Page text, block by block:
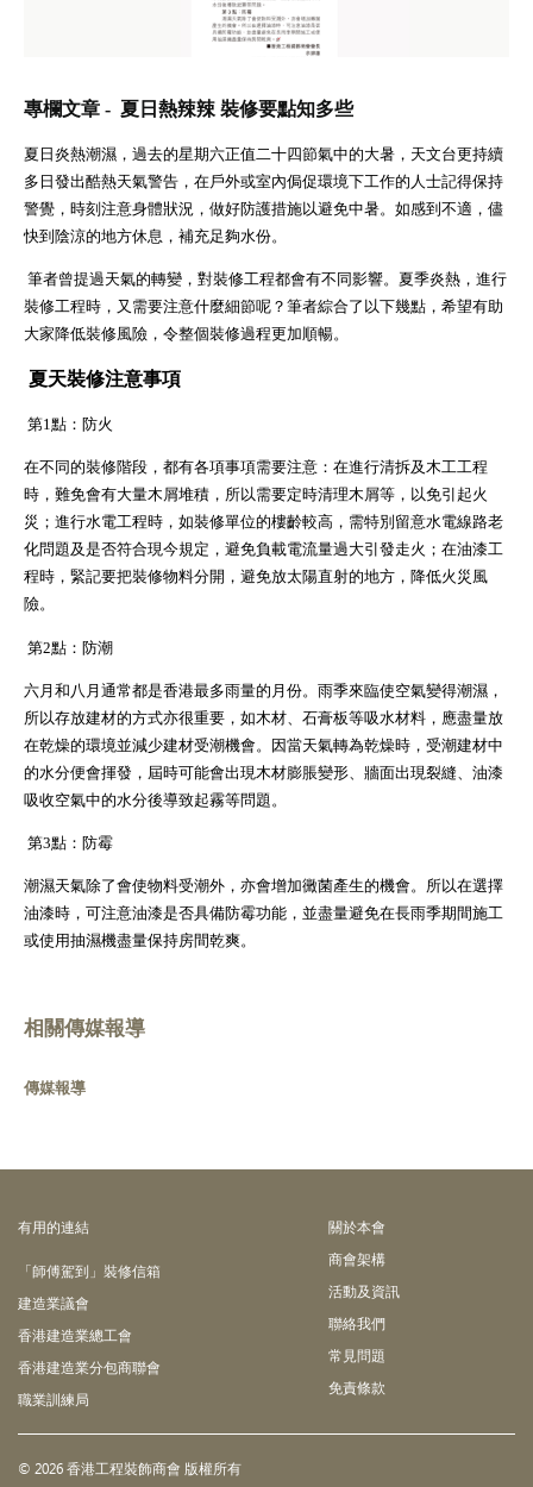
專欄文章 - 夏日熱辣辣 裝修要點知多些
夏日炎熱潮濕，過去的星期六正值二十四節氣中的大暑，天文台更持續
多日發出酷熱天氣警告，在戶外或室內侷促環境下工作的人士記得保持
警覺，時刻注意身體狀況，做好防護措施以避免中暑。如感到不適，儘
快到陰涼的地方休息，補充足夠水份。
筆者曾提過天氣的轉變，對裝修工程都會有不同影響。夏季炎熱，進行
裝修工程時，又需要注意什麼細節呢？筆者綜合了以下幾點，希望有助
大家降低裝修風險，令整個裝修過程更加順暢。
夏天裝修注意事項
第1點：防火
在不同的裝修階段，都有各項事項需要注意：在進行清拆及木工工程
時，難免會有大量木屑堆積，所以需要定時清理木屑等，以免引起火
災；進行水電工程時，如裝修單位的樓齡較高，需特別留意水電線路老
化問題及是否符合現今規定，避免負載電流量過大引發走火；在油漆工
程時，緊記要把裝修物料分開，避免放太陽直射的地方，降低火災風
險。
第2點：防潮
六月和八月通常都是香港最多雨量的月份。雨季來臨使空氣變得潮濕，
所以存放建材的方式亦很重要，如木材、石膏板等吸水材料，應盡量放
在乾燥的環境並減少建材受潮機會。因當天氣轉為乾燥時，受潮建材中
的水分便會揮發，屆時可能會出現木材膨脹變形、牆面出現裂縫、油漆
吸收空氣中的水分後導致起霧等問題。
第3點：防霉
潮濕天氣除了會使物料受潮外，亦會增加黴菌產生的機會。所以在選擇
油漆時，可注意油漆是否具備防霉功能，並盡量避免在長雨季期間施工
或使用抽濕機盡量保持房間乾爽。
相關傳媒報導
傳媒報導
有⽤的連結
「師傅駕到」裝修信箱
建造業議會
香港建造業總工會
香港建造業分包商聯會
職業訓練局
關於本會
商會架構
活動及資訊
聯絡我們
常見問題
免責條款
© 2026 香港工程裝飾商會 版權所有